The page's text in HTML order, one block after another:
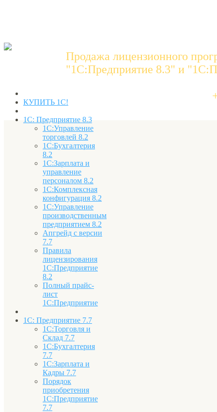
Продажа лицензионного
"1C:Предприятие 8.3" и
КУПИТЬ 1С!
1С: Предприятие 8.3
1С:Управление
торговлей 8.2
1С:Бухгалтерия
8.2
1С:Зарплата и
управление
персоналом 8.2
1С:Комплексная
конфигурация 8.2
1С:Управление
производственным
предприятием 8.2
Апгрейд с версии
7.7
Правила
лицензирования
1С:Предприятие
8.2
Полный прайс-
лист
1С:Предприятие
1С: Предприятие 7.7
1С:Торговля и
Склад 7.7
1С:Бухгалтерия
7.7
1С:Зарплата и
Кадры 7.7
Порядок
приобретения
1С:Предприятие
7.7